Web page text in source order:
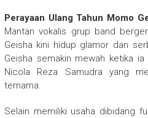
Perayaan Ulang Tahun Momo
Mantan vokalis grup band
Geisha kini hidup glamor dan
Geisha semakin mewah ketika ia
Nicola Reza Samudra yang
ternama.
Selain memiliki usaha dibidang